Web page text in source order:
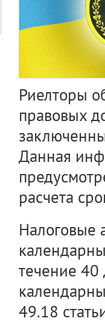
Риелторы
правовых
Данная
расчета
Налоговые
течение
49.18